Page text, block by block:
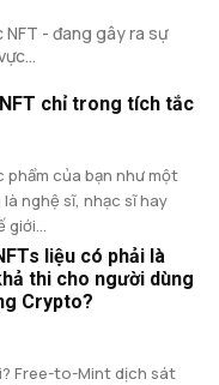
- đang gây ra sự
chỉ trong tích tắc
của bạn như một
nghệ sĩ, nhạc sĩ hay
giới...
liệu có phải là
thi cho người dùng
Crypto?
Free-to-Mint dịch sát